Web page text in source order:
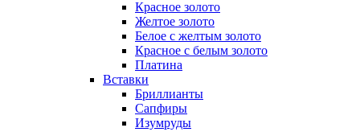
Красное золото
Желтое золото
Белое с желтым золото
Красное с белым золото
Платина
Вставки
Бриллианты
Сапфиры
Изумруды